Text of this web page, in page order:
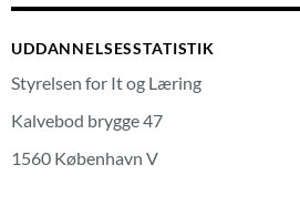
UDDANNELSESSTATISTIK
Styrelsen for It og Læring
Kalvebod brygge 47
1560 København V